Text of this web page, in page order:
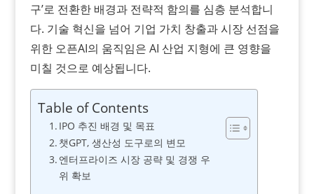
구’로 전환한 배경과 전략적 함의를 심층 분석합니
다. 기술 혁신을 넘어 기업 가치 창출과 시장 선점을
위한 오픈AI의 움직임은 AI 산업 지형에 큰 영향을
미칠 것으로 예상됩니다.
Table of Contents
IPO 추진 배경 및 목표
챗GPT, 생산성 도구로의 변모
엔터프라이즈 시장 공략 및 경쟁 우
위 확보